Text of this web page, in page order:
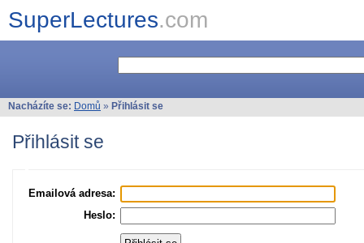
SuperLectures.com
Nacházíte se: Domů » Přihlásit se
Přihlásit se
Emailová adresa:
Heslo: